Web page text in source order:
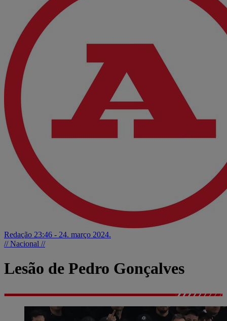
Redação 23:46 - 24. março 2024.
// Nacional //
Lesão de Pedro Gonçalves